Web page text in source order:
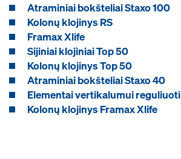
Atraminiai bokšteliai Staxo 100
Kolonų klojinys RS
Framax Xlife
Sijiniai klojiniai Top 50
Kolonų klojinys Top 50
Atraminiai bokšteliai Staxo 40
Elementai vertikalumui reguliuoti
Kolonų klojinys Framax Xlife